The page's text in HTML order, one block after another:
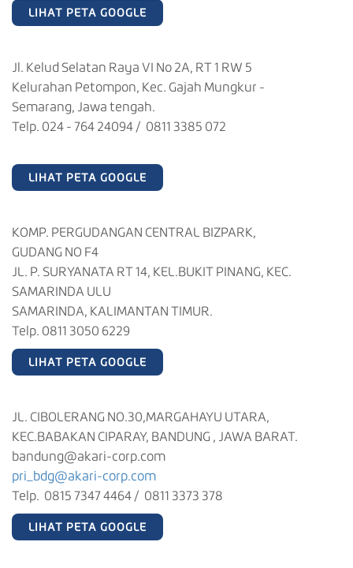
LIHAT PETA GOOGLE
Jl. Kelud Selatan Raya VI No 2A, RT 1 RW 5
Kelurahan Petompon, Kec. Gajah Mungkur -
Semarang, Jawa tengah.
Telp. 024 - 764 24094 / 0811 3385 072
LIHAT PETA GOOGLE
KOMP. PERGUDANGAN CENTRAL BIZPARK,
GUDANG NO F4
JL. P. SURYANATA RT 14, KEL.BUKIT PINANG, KEC.
SAMARINDA ULU
SAMARINDA, KALIMANTAN TIMUR.
Telp. 0811 3050 6229
LIHAT PETA GOOGLE
JL. CIBOLERANG NO.30,MARGAHAYU UTARA,
KEC.BABAKAN CIPARAY, BANDUNG , JAWA BARAT.
bandung@akari-corp.com
pri_bdg@akari-corp.com
Telp. 0815 7347 4464 / 0811 3373 378
LIHAT PETA GOOGLE